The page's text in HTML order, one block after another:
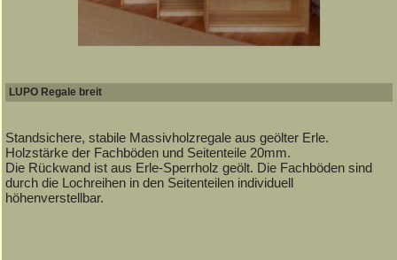
LUPO Regale breit
Standsichere, stabile Massivholzregale aus geölter Erle.
Holzstärke der Fachböden und Seitenteile 20mm.
Die Rückwand ist aus Erle-Sperrholz geölt. Die Fachböden sind
durch die Lochreihen in den Seitenteilen individuell
höhenverstellbar.